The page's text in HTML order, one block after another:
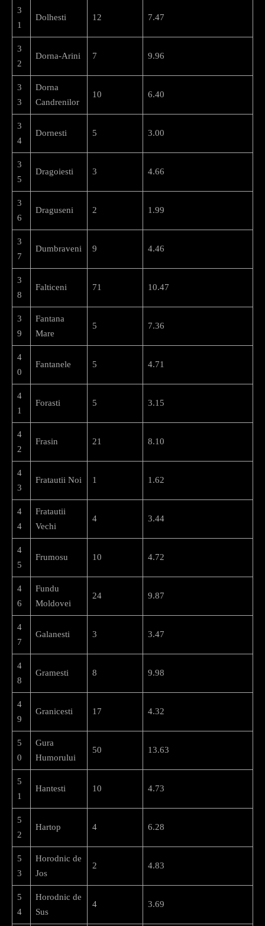
3
1
Dolhesti 12 7.47
3
2
Dorna-Arini 7 9.96
3
3
Dorna
Candrenilor
10 6.40
3
4
Dornesti 5 3.00
3
5
Dragoiesti 3 4.66
3
6
Draguseni 2 1.99
3
7
Dumbraveni 9 4.46
3
8
Falticeni 71 10.47
3
9
Fantana
Mare
5 7.36
4
0
Fantanele 5 4.71
4
1
Forasti 5 3.15
4
2
Frasin 21 8.10
4
3
Fratautii Noi 1 1.62
4
4
Fratautii
Vechi
4 3.44
4
5
Frumosu 10 4.72
4
6
Fundu
Moldovei
24 9.87
4
7
Galanesti 3 3.47
4
8
Gramesti 8 9.98
4
9
Granicesti 17 4.32
5
0
Gura
Humorului
50 13.63
5
1
Hantesti 10 4.73
5
2
Hartop 4 6.28
5
3
Horodnic de
Jos
2 4.83
5
4
Horodnic de
Sus
4 3.69